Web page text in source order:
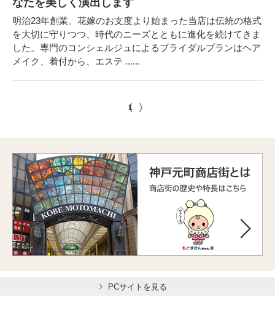
なたを美しく演出します
明治23年創業。花嫁のお支度より始まった当店は伝統の格式
を大切に守りつつ、時代のニーズとともに進化を続けてきま
した。専門のコンシェルジュによるブライダルプランはヘア
メイク、着付から、エステ ......
1
PCサイトを見る